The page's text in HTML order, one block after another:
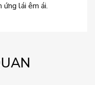
lái êm ái.